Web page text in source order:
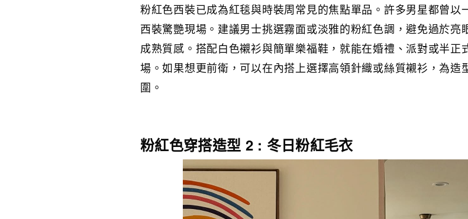
粉紅色西裝已成為紅毯與時裝周常見的焦點單品。許多男星都曾以
西裝驚艷現場。建議男士挑選霧面或淡雅的粉紅色調，避免過於亮
成熟質感。搭配白色襯衫與簡單樂福鞋，就能在婚禮、派對或半正
場。如果想更前衛，可以在內搭上選擇高領針織或絲質襯衫，為造
圍。
粉紅色穿搭造型 2 : 冬日粉紅毛衣